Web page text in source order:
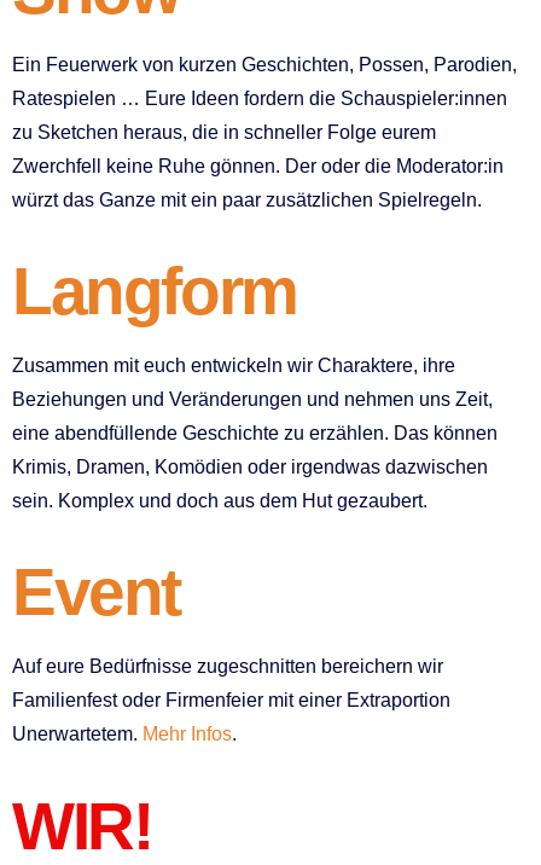
Ein Feuerwerk von kurzen Geschichten, Possen, Parodien,
Ratespielen … Eure Ideen fordern die Schauspieler:innen
zu Sketchen heraus, die in schneller Folge eurem
Zwerchfell keine Ruhe gönnen. Der oder die Moderator:in
würzt das Ganze mit ein paar zusätzlichen Spielregeln.
Langform
Zusammen mit euch entwickeln wir Charaktere, ihre
Beziehungen und Veränderungen und nehmen uns Zeit,
eine abendfüllende Geschichte zu erzählen. Das können
Krimis, Dramen, Komödien oder irgendwas dazwischen
sein. Komplex und doch aus dem Hut gezaubert.
Event
Auf eure Bedürfnisse zugeschnitten bereichern wir
Familienfest oder Firmenfeier mit einer Extraportion
Unerwartetem. Mehr Infos.
WIR!